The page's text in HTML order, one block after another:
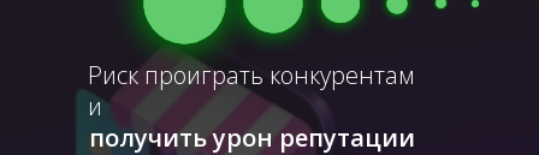
получить урон репутации
Риск проиграть конкурентам
и